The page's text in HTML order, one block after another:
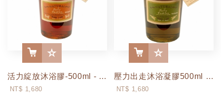
活力綻放沐浴膠-500ml - 薑Ginger
NT$ 1,680
More 壓力出走沐浴凝膠500ml - 馬鞭草Verbana
NT$ 1,680
More